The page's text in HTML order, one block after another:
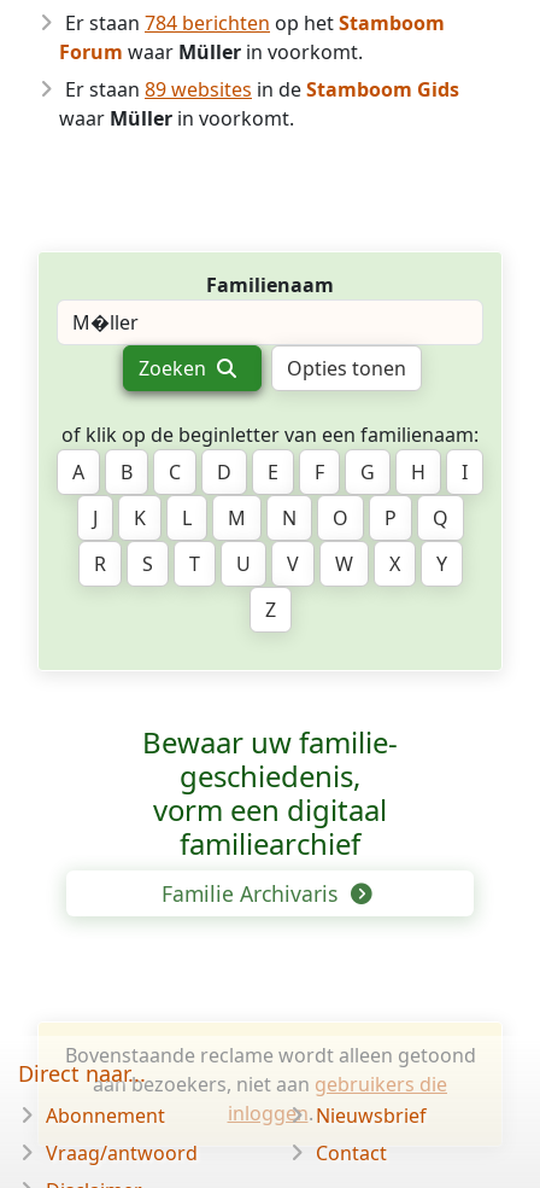
Er staan 784 berichten op hetStamboom
Forum waar Müller in voorkomt.
Er staan 89 websites in deStamboom Gids
waar Müller in voorkomt.
Familienaam
Zoeken Opties tonen
of klik op de beginletter van een familienaam:
A
B C D E F G H
I
J
K L M N O P
Q
R
S T U V W X
Y
Z
Bewaar uw familie­
geschiedenis,
vorm een digitaal
familiearchief
Familie Archivaris
Bovenstaande reclame wordt alleen getoond
aan bezoekers, niet aan gebruikers die
inloggen.
Direct naar...
Abonnement
Vraag/antwoord
Nieuwsbrief
Contact